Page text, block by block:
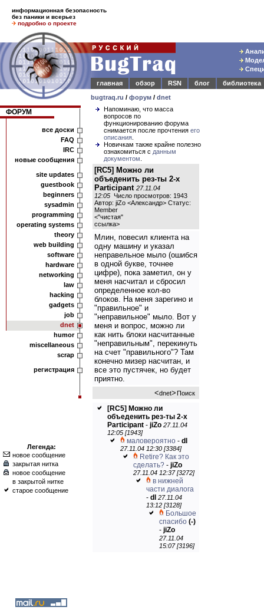
информационная безопасность
без паники и всерьез
подробно о проекте
главная
обзор RSN блог
библиотека
bugtraq.ru / форум / dnet
ФОРУМ
все доски
FAQ
IRC
новые сообщения
site updates
guestbook
beginners
sysadmin
programming
operating systems
theory
web building
software
hardware
networking
law
hacking
gadgets
job
dnet
humor
miscellaneous
scrap
регистрация
Легенда:
новое сообщение
закрытая нитка
новое сообщение
в закрытой нитке
старое сообщение
Напоминаю, что масса
вопросов по
функционированию форума
снимается после прочтения его
описания
Новичкам также крайне полезно
ознакомиться с данным
документом
[RC5] Можно ли
объеденить рез-ты 2-х
Participant 27.11.04
12:05 Число просмотров: 1943
Автор: jiZo <Александр> Статус:
Member
<"чистая"
ссылка>
Млин, повесил клиента на
одну машину и указал
неправельное мыло (ошибся
в одной букве, точнее
цифре), пока заметил, он у
меня насчитал и сбросил
определенное кол-во
блоков. На меня зарегино и
"правильное" и
"неправильное" мыло. Вот у
меня и вопрос, можно ли
как нить блоки насчитанные
"неправильным", перекинуть
на счет "правильного"? Там
конечно мизер насчитан, и
все это пустячек, но будет
приятно.
<dnet>Поиск
[RC5] Можно ли
объеденить рез-ты 2-х
Participant - jiZo 27.11.04
12:05 [1943]
маловероятно - dl
27.11.04 12:30 [3384]
Retire? Как это
сделать? - jiZo
27.11.04 12:37 [3272]
в нижней
части диалога
- dl
27.11.04
13:12 [3128]
Большое
спасибо (-)
- jiZo
27.11.04
15:07 [3196]